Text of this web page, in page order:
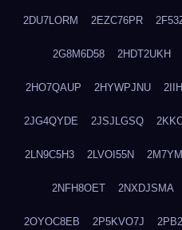
2DU7LORM 2EZC76PR
2G8M6D58 2HDT2UKH
2HO7QAUP 2HYWPJNU
2JG4QYDE 2JSJLGSQ
2LN9C5H3 2LVOI55N
2NFH8OET 2NXDJSMA
2OYOC8EB 2P5KVO7J